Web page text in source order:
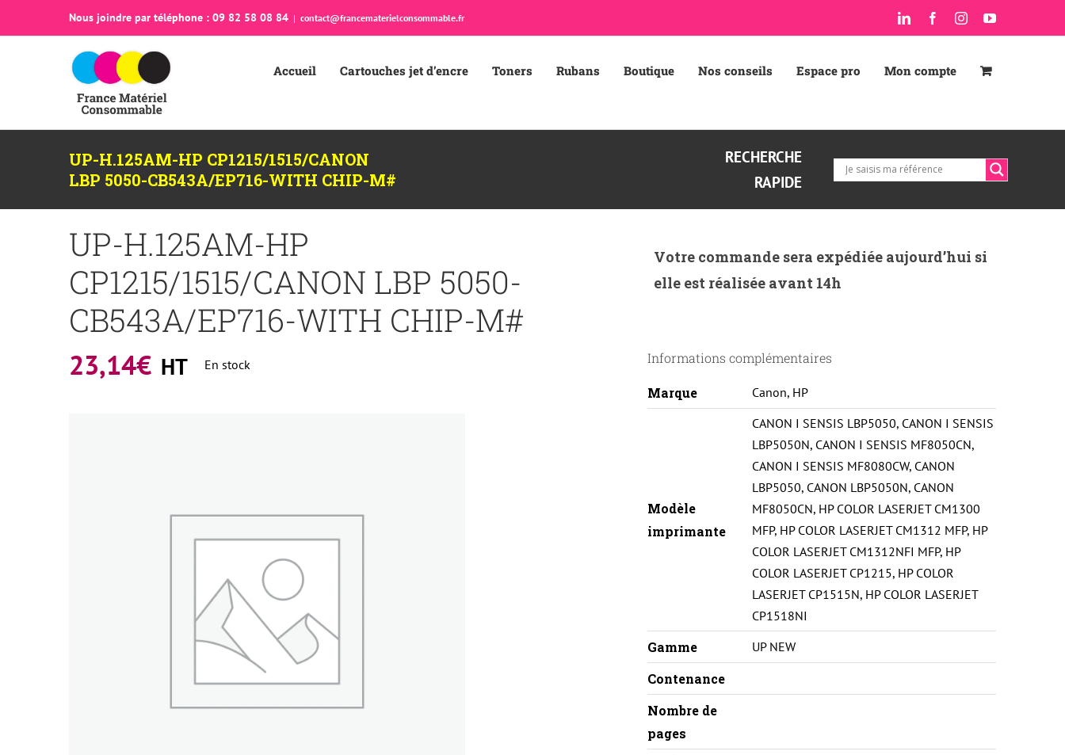
Nous joindre par téléphone : 09 82 58 08 84 | contact@francematerielconsommable.fr LinkedInFacebookInstagramYouTube
Accueil Cartouches jet d’encre Toners Rubans Boutique Nos conseils Espace pro Mon compte
UP-H.125AM-HP CP1215/1515/CANON
LBP 5050-CB543A/EP716-WITH CHIP-M#
RECHERCHE
RAPIDE
UP-H.125AM-HP
CP1215/1515/CANON LBP 5050-
CB543A/EP716-WITH CHIP-M#
23,14€ HT En stock
Votre commande sera expédiée aujourd’hui si
elle est réalisée avant 14h
Informations complémentaires
Marque Canon, HP
Modèle
imprimante
CANON I SENSIS LBP5050, CANON I SENSIS
LBP5050N, CANON I SENSIS MF8050CN,
CANON I SENSIS MF8080CW, CANON
LBP5050, CANON LBP5050N, CANON
MF8050CN, HP COLOR LASERJET CM1300
MFP, HP COLOR LASERJET CM1312 MFP, HP
COLOR LASERJET CM1312NFI MFP, HP
COLOR LASERJET CP1215, HP COLOR
LASERJET CP1515N, HP COLOR LASERJET
CP1518NI
Gamme UP NEW
Contenance
Nombre de
pages